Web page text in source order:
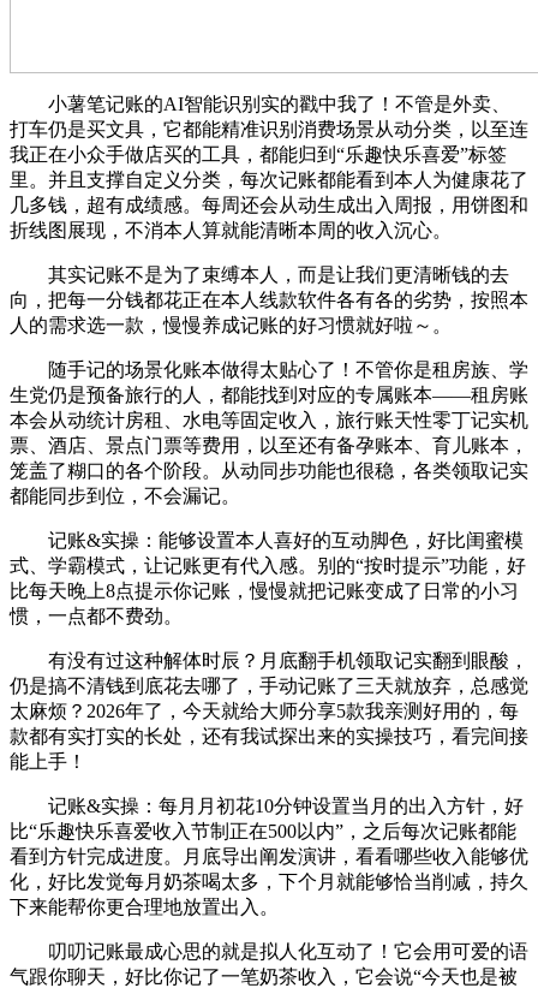
小薯笔记账的AI智能识别实的戳中我了！不管是外卖、
打车仍是买文具，它都能精准识别消费场景从动分类，以至连
我正在小众手做店买的工具，都能归到“乐趣快乐喜爱”标签
里。并且支撑自定义分类，每次记账都能看到本人为健康花了
几多钱，超有成绩感。每周还会从动生成出入周报，用饼图和
折线图展现，不消本人算就能清晰本周的收入沉心。
其实记账不是为了束缚本人，而是让我们更清晰钱的去
向，把每一分钱都花正在本人线款软件各有各的劣势，按照本
人的需求选一款，慢慢养成记账的好习惯就好啦～。
随手记的场景化账本做得太贴心了！不管你是租房族、学
生党仍是预备旅行的人，都能找到对应的专属账本——租房账
本会从动统计房租、水电等固定收入，旅行账天性零丁记实机
票、酒店、景点门票等费用，以至还有备孕账本、育儿账本，
笼盖了糊口的各个阶段。从动同步功能也很稳，各类领取记实
都能同步到位，不会漏记。
记账&实操：能够设置本人喜好的互动脚色，好比闺蜜模
式、学霸模式，让记账更有代入感。别的“按时提示”功能，好
比每天晚上8点提示你记账，慢慢就把记账变成了日常的小习
惯，一点都不费劲。
有没有过这种解体时辰？月底翻手机领取记实翻到眼酸，
仍是搞不清钱到底花去哪了，手动记账了三天就放弃，总感觉
太麻烦？2026年了，今天就给大师分享5款我亲测好用的，每
款都有实打实的长处，还有我试探出来的实操技巧，看完间接
能上手！
记账&实操：每月月初花10分钟设置当月的出入方针，好
比“乐趣快乐喜爱收入节制正在500以内”，之后每次记账都能
看到方针完成进度。月底导出阐发演讲，看看哪些收入能够优
化，好比发觉每月奶茶喝太多，下个月就能够恰当削减，持久
下来能帮你更合理地放置出入。
叨叨记账最成心思的就是拟人化互动了！它会用可爱的语
气跟你聊天，好比你记了一笔奶茶收入，它会说“今天也是被